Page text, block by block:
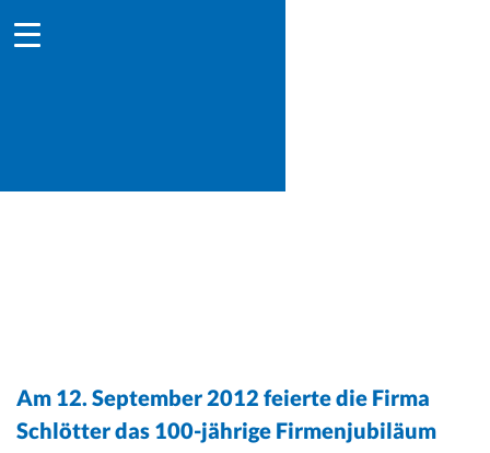
Am 12. September 2012 feierte die Firma
Schlötter das 100-jährige Firmenjubiläum